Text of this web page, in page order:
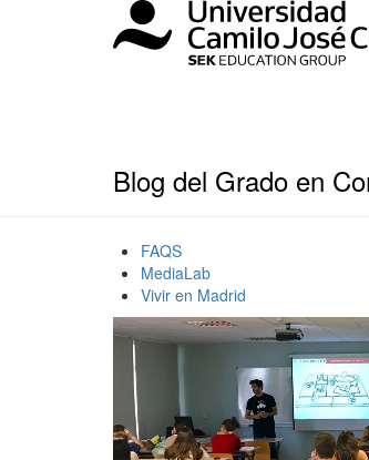
Blog del Grado en
FAQS
MediaLab
Vivir en Madrid